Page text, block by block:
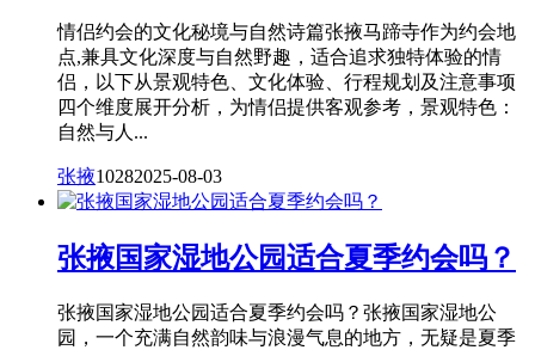
情侣约会的文化秘境与自然诗篇张掖马蹄寺作为约会地
点,兼具文化深度与自然野趣，适合追求独特体验的情
侣，以下从景观特色、文化体验、行程规划及注意事项
四个维度展开分析，为情侣提供客观参考，景观特色：
自然与人...
张掖10282025-08-03
张掖国家湿地公园适合夏季约会吗？
张掖国家湿地公园适合夏季约会吗？张掖国家湿地公
园，一个充满自然韵味与浪漫气息的地方，无疑是夏季